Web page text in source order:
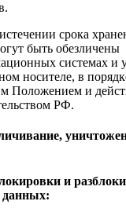
срока
быть обезличены
системах и
носителе, в
Положением и
РФ.
и
данных: